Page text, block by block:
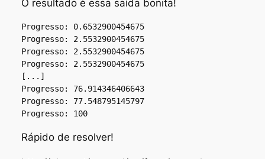
O resultado é essa saída bonita!
Progresso: 0.6532900454675
Progresso: 2.5532900454675
Progresso: 2.5532900454675
Progresso: 2.5532900454675
[...]
Progresso: 76.914346406643
Progresso: 77.548795145797
Progresso: 100
Rápido de resolver!